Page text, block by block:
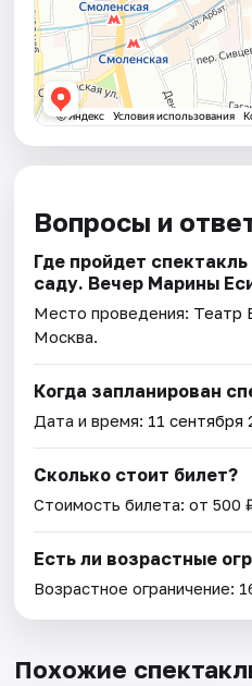
Вопросы и
Где пройдет
саду. Вечер Марины
Место проведения: Театр
Москва.
Когда запланирован
Дата и время: 11 сентября
Сколько стоит билет?
Стоимость билета: от 500
Есть ли возрастные
Возрастное ограничение:
Похожие